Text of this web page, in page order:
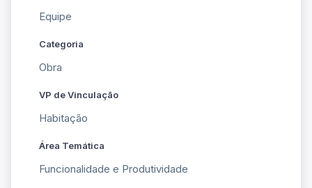
Equipe
Categoria
Obra
VP de Vinculação
Habitação
Área Temática
Funcionalidade e Produtividade